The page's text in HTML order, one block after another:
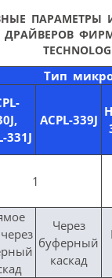
ФИРМЫ
Тип
331J
ACPL-339J
1
Через
буферный
каскад